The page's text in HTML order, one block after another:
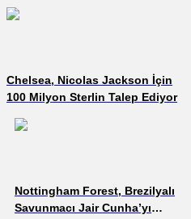
Chelsea, Nicolas Jackson İçin
100 Milyon Sterlin Talep Ediyor
Nottingham Forest, Brezilyalı
Savunmacı Jair Cunha’yı